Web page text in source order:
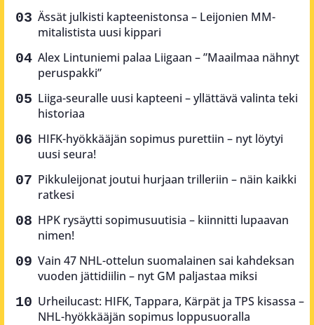
Ässät julkisti kapteenistonsa – Leijonien MM-
mitalistista uusi kippari
Alex Lintuniemi palaa Liigaan – ”Maailmaa nähnyt
peruspakki”
Liiga-seuralle uusi kapteeni – yllättävä valinta teki
historiaa
HIFK-hyökkääjän sopimus purettiin – nyt löytyi
uusi seura!
Pikkuleijonat joutui hurjaan trilleriin – näin kaikki
ratkesi
HPK rysäytti sopimusuutisia – kiinnitti lupaavan
nimen!
Vain 47 NHL-ottelun suomalainen sai kahdeksan
vuoden jättidiilin – nyt GM paljastaa miksi
Urheilucast: HIFK, Tappara, Kärpät ja TPS kisassa –
NHL-hyökkääjän sopimus loppusuoralla